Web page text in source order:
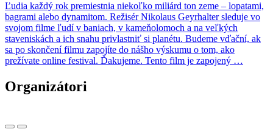
Ľudia každý rok premiestnia niekoľko miliárd ton zeme – lopatami,
bagrami alebo dynamitom. Režisér Nikolaus Geyrhalter sleduje vo
svojom filme ľudí v baniach, v kameňolomoch a na veľkých
staveniskách a ich snahu privlastniť si planétu. Budeme vďační, ak
sa po skončení filmu zapojíte do nášho výskumu o tom, ako
prežívate online festival. Ďakujeme. Tento film je zapojený …
Organizátori